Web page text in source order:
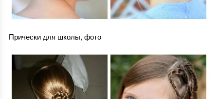
Прически для школы, фото